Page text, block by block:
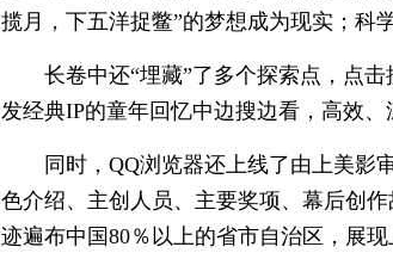
揽月，下五洋捉鳖”的梦想成为现实；
长卷中还“埋藏”了多个探索点，点
发经典IP的童年回忆中边搜边看，高效、
同时，QQ浏览器还上线了由上美影
色介绍、主创人员、主要奖项、幕后创
迹遍布中国80％以上的省市自治区，展